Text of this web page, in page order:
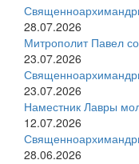
28.07.2026
Митрополит Павел
23.07.2026
23.07.2026
Наместник Лавры
12.07.2026
28.06.2026